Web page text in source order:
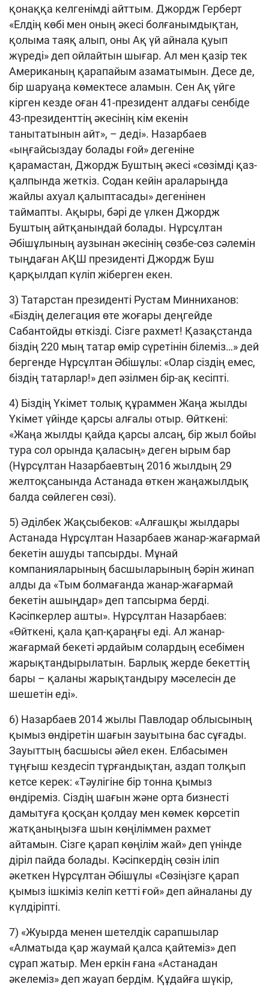
қонаққа келгенімді айттым. Джордж Герберт
«Елдің көбі мен оның әкесі болғанымдықтан,
қолыма таяқ алып, оны Ақ үй айнала қуып
жүреді» деп ойлайтын шығар. Ал мен қазір тек
Американың қарапайым азаматымын. Десе де,
бір шаруаңа көмектесе аламын. Сен Ақ үйге
кірген кезде оған 41-президент алдағы сенбіде
43-президенттің әкесінің кім екенін
танытатынын айт», – деді». Назарбаев
«ыңғайсыздау болады ғой» дегеніне
қарамастан, Джордж Буштың әкесі «сөзімді қаз-
қалпында жеткіз. Содан кейін араларыңда
жайлы ахуал қалыптасады» дегенінен
таймапты. Ақыры, бәрі де үлкен Джордж
Буштың айтқанындай болады. Нұрсұлтан
Әбішұлының аузынан әкесінің сөзбе-сөз сәлемін
тыңдаған АҚШ президенті Джордж Буш
қарқылдап күліп жіберген екен.
3) Татарстан президенті Рустам Минниханов:
«Біздің делегация өте жоғары деңгейде
Сабантойды өткізді. Сізге рахмет! Қазақстанда
біздің 220 мың татар өмір сүретінін білеміз…» дей
бергенде Нұрсұлтан Әбішұлы: «Олар сіздің емес,
біздің татарлар!» деп әзілмен бір-ақ кесіпті.
4) Біздің Үкімет толық құраммен Жаңа жылды
Үкімет үйінде қарсы алғалы отыр. Өйткені:
«Жаңа жылды қайда қарсы алсаң, бір жыл бойы
тура сол орында қаласың» деген ырым бар
(Нұрсұлтан Назарбаевтың 2016 жылдың 29
желтоқсанында Астанада өткен жаңажылдық
балда сөйлеген сөзі).
5) Әділбек Жақсыбеков: «Алғашқы жылдары
Астанада Нұрсұлтан Назарбаев жанар-жағармай
бекетін ашуды тапсырды. Мұнай
компанияларының басшыларының бәрін жинап
алды да «Тым болмағанда жанар-жағармай
бекетін ашыңдар» деп тапсырма берді.
Кәсіпкерлер ашты». Нұрсұлтан Назарбаев:
«Өйткені, қала қап-қараңғы еді. Ал жанар-
жағармай бекеті әрдайым солардың есебімен
жарықтандырылатын. Барлық жерде бекеттің
бары – қаланы жарықтандыру мәселесін де
шешетін еді».
6) Назарбаев 2014 жылы Павлодар облысының
қымыз өндіретін шағын зауытына бас сұғады.
Зауыттың басшысы әйел екен. Елбасымен
тұңғыш кездесіп тұрғандықтан, аздап толқып
кетсе керек: «Тәулігіне бір тонна қымыз
өндіреміз. Сіздің шағын және орта бизнесті
дамытуға қосқан қолдау мен көмек көрсетіп
жатқаныңызға шын көңіліммен рахмет
айтамын. Сізге қарап көңілім жай» деп үнінде
діріл пайда болады. Кәсіпкердің сөзін іліп
әкеткен Нұрсұлтан Әбішұлы «Сөзіңізге қарап
қымыз ішкіміз келіп кетті ғой» деп айналаны ду
күлдіріпті.
7) «Жуырда менен шетелдік сарапшылар
«Алматыда қар жаумай қалса қайтеміз» деп
сұрап жатыр. Мен еркін ғана «Астанадан
әкелеміз» деп жауап бердім. Құдайға шүкір,